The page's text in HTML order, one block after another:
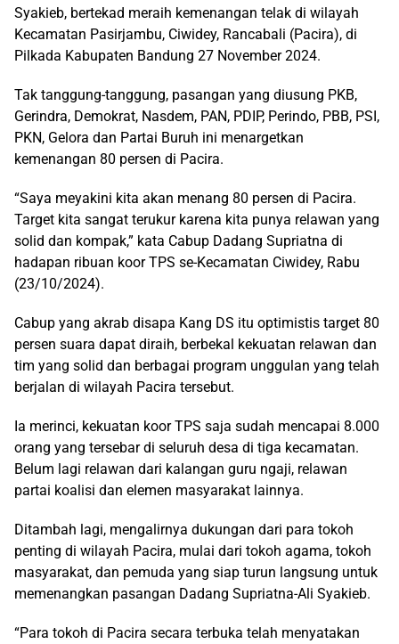
Syakieb, bertekad meraih kemenangan telak di wilayah
Kecamatan Pasirjambu, Ciwidey, Rancabali (Pacira), di
Pilkada Kabupaten Bandung 27 November 2024.
Tak tanggung-tanggung, pasangan yang diusung PKB,
Gerindra, Demokrat, Nasdem, PAN, PDIP, Perindo, PBB, PSI,
PKN, Gelora dan Partai Buruh ini menargetkan
kemenangan 80 persen di Pacira.
“Saya meyakini kita akan menang 80 persen di Pacira.
Target kita sangat terukur karena kita punya relawan yang
solid dan kompak,” kata Cabup Dadang Supriatna di
hadapan ribuan koor TPS se-Kecamatan Ciwidey, Rabu
(23/10/2024).
Cabup yang akrab disapa Kang DS itu optimistis target 80
persen suara dapat diraih, berbekal kekuatan relawan dan
tim yang solid dan berbagai program unggulan yang telah
berjalan di wilayah Pacira tersebut.
Ia merinci, kekuatan koor TPS saja sudah mencapai 8.000
orang yang tersebar di seluruh desa di tiga kecamatan.
Belum lagi relawan dari kalangan guru ngaji, relawan
partai koalisi dan elemen masyarakat lainnya.
Ditambah lagi, mengalirnya dukungan dari para tokoh
penting di wilayah Pacira, mulai dari tokoh agama, tokoh
masyarakat, dan pemuda yang siap turun langsung untuk
memenangkan pasangan Dadang Supriatna-Ali Syakieb.
“Para tokoh di Pacira secara terbuka telah menyatakan